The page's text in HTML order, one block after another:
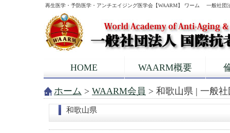
再生医学・予防医学・アンチエイジング医学会【WAARM】 ワーム 一般社団
HOME WAARM概要
ホーム > WAARM会員 > 和歌山県 | 一般
和歌山県